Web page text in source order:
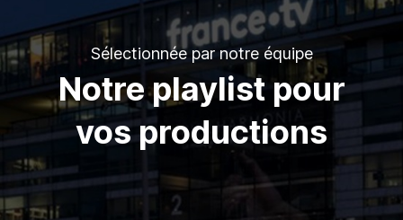
Sélectionnée par notre équipe
Notre playlist pour
vos productions